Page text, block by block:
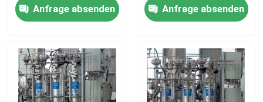
Produkte
Werksbesichtigung
Anfrage absenden
Anfrage absenden